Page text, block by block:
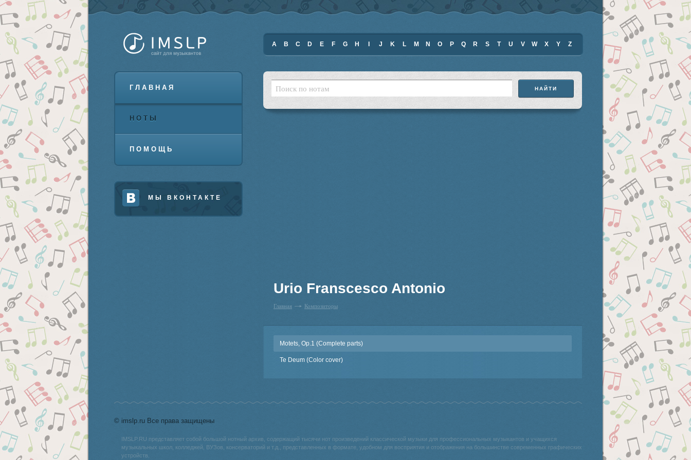
ГЛАВНАЯ
НОТЫ
ПОМОЩЬ
МЫ ВКОНТАКТЕ
A B C D E F G H J K L M N O P Q R S T U V W X Y Z
Urio Franscesco Antonio
Главная Композиторы
Motets, Op.1 (Complete parts)
Te Deum (Color cover)
© imslp.ru Все права защищены
IMSLP.RU представляет собой большой нотный архив, содержащий тысячи нот произведений классической музыки для профессиональных музыкантов и учащихся
музыкальных школ, колледжей, ВУЗов, консерваторий и т.д., представленных в формате, удобном для восприятия и отображения на большинстве современных графических
устройств.